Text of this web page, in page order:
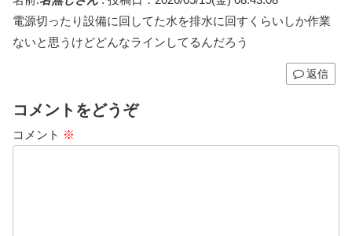
電源切ったり設備に回してた水を排水に回すくらいしか作業
ないと思うけどどんなラインしてるんだろう
返信
コメントをどうぞ
コメント ※